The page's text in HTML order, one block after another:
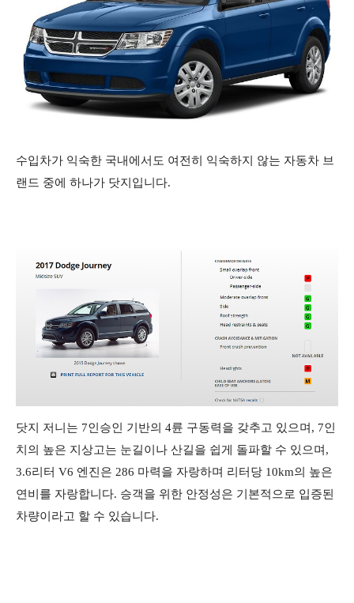
수입차가 익숙한 국내에서도 여전히 익숙하지 않는 자동차 브
랜드 중에 하나가 닷지입니다.
닷지 저니는 7인승인 기반의 4륜 구동력을 갖추고 있으며, 7인
치의 높은 지상고는 눈길이나 산길을 쉽게 돌파할 수 있으며,
3.6리터 V6 엔진은 286 마력을 자랑하며 리터당 10km의 높은
연비를 자랑합니다. 승객을 위한 안정성은 기본적으로 입증된
차량이라고 할 수 있습니다.